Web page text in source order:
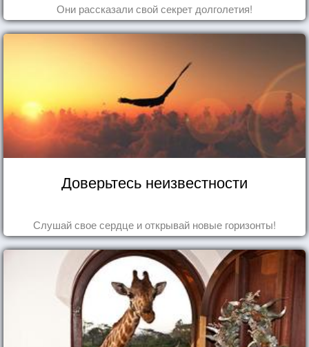
Они рассказали свой секрет долголетия!
Доверьтесь неизвестности
Слушай свое сердце и открывай новые горизонты!